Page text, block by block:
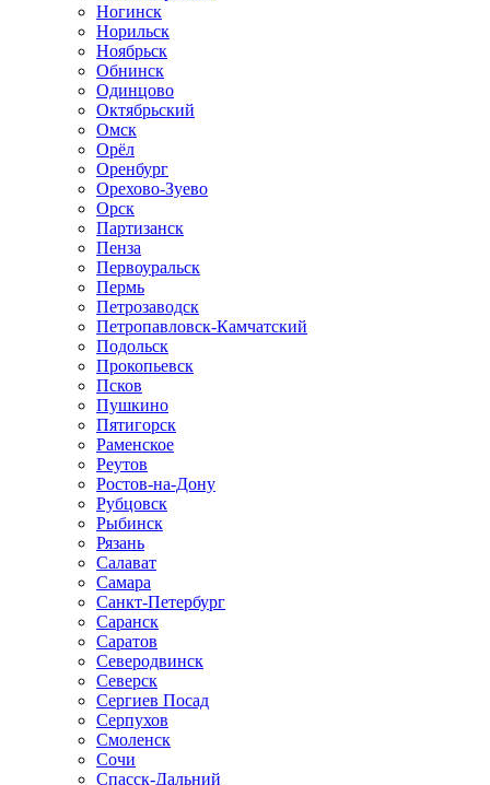
Ногинск
Норильск
Ноябрьск
Обнинск
Одинцово
Октябрьский
Омск
Орёл
Оренбург
Орехово-Зуево
Орск
Партизанск
Пенза
Первоуральск
Пермь
Петрозаводск
Петропавловск-Камчатский
Подольск
Прокопьевск
Псков
Пушкино
Пятигорск
Раменское
Реутов
Ростов-на-Дону
Рубцовск
Рыбинск
Рязань
Салават
Самара
Санкт-Петербург
Саранск
Саратов
Северодвинск
Северск
Сергиев Посад
Серпухов
Смоленск
Сочи
Спасск-Дальний